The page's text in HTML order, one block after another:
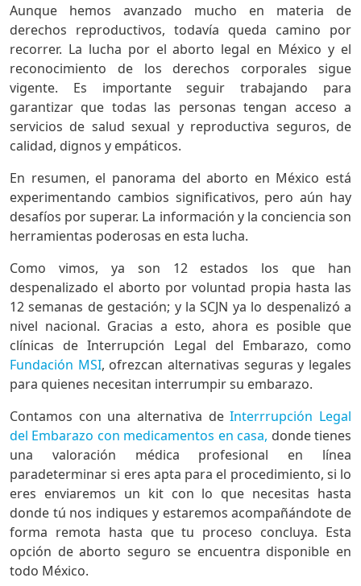
Aunque hemos avanzado mucho en materia de
derechos reproductivos, todavía queda camino por
recorrer. La lucha por el aborto legal en México y el
reconocimiento de los derechos corporales sigue
vigente. Es importante seguir trabajando para
garantizar que todas las personas tengan acceso a
servicios de salud sexual y reproductiva seguros, de
calidad, dignos y empáticos.
En resumen, el panorama del aborto en México está
experimentando cambios significativos, pero aún hay
desafíos por superar. La información y la conciencia son
herramientas poderosas en esta lucha.
Como vimos, ya son 12 estados los que han
despenalizado el aborto por voluntad propia hasta las
12 semanas de gestación; y la SCJN ya lo despenalizó a
nivel nacional. Gracias a esto, ahora es posible que
clínicas de Interrupción Legal del Embarazo, como
Fundación MSI, ofrezcan alternativas seguras y legales
para quienes necesitan interrumpir su embarazo.
Contamos con una alternativa deInterrrupción Legal
del Embarazo con medicamentos en casa, donde tienes
una valoración médica profesional en línea
paradeterminar si eres apta para el procedimiento, si lo
eres enviaremos un kit con lo que necesitas hasta
donde tú nos indiques y estaremos acompañándote de
forma remota hasta que tu proceso concluya. Esta
opción de aborto seguro se encuentra disponible en
todo México.